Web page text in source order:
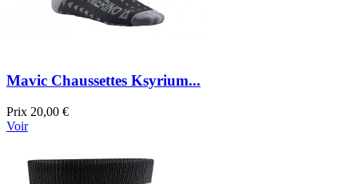
Mavic Chaussettes Ksyrium...
Prix 20,00 €
Voir